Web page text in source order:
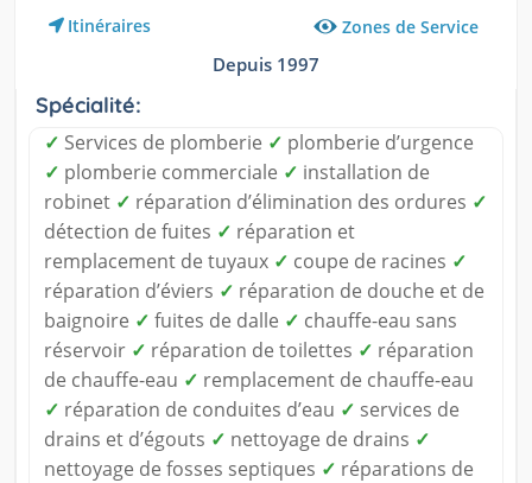
Itinéraires Zones de Service
Depuis 1997
Spécialité:
✓ Services de plomberie ✓ plomberie d’urgence
✓ plomberie commerciale ✓ installation de
robinet ✓ réparation d’élimination des ordures ✓
détection de fuites ✓ réparation et
remplacement de tuyaux ✓ coupe de racines ✓
réparation d’éviers ✓ réparation de douche et de
baignoire ✓ fuites de dalle ✓ chauffe-eau sans
réservoir ✓ réparation de toilettes ✓ réparation
de chauffe-eau ✓ remplacement de chauffe-eau
✓ réparation de conduites d’eau ✓ services de
drains et d’égouts ✓ nettoyage de drains ✓
nettoyage de fosses septiques ✓ réparations de